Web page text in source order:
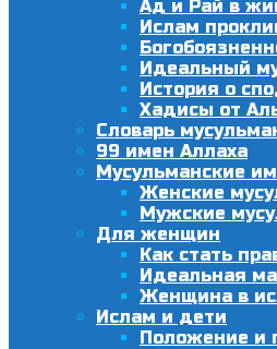
Ад и Рай в
Ислам
Идеальный
История о
Хадисы от
Словарь
99 имен Аллаха
Мусульманские
Женские
Мужские
Для женщин
Как стать
Идеальная
Женщина в
Ислам и дети
Положение и